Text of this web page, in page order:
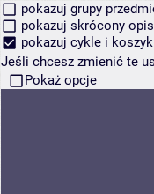
pokazuj grupy
pokazuj skrócony
pokazuj cykle i
Jeśli chcesz zmienić te
Pokaż opcje